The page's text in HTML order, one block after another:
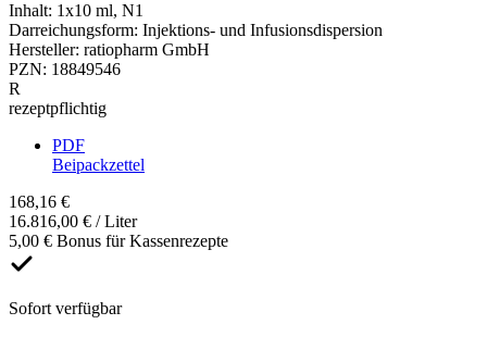
Inhalt: 1x10 ml, N1
Darreichungsform: Injektions- und Infusionsdispersion
Hersteller: ratiopharm GmbH
PZN: 18849546
R
rezeptpflichtig
PDF
Beipackzettel
168,16 €
16.816,00 € / Liter
5,00 € Bonus für Kassenrezepte
Sofort verfügbar